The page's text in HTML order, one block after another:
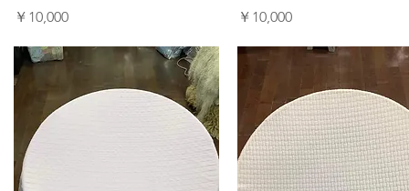
価格
￥10,000
価格
￥10,000